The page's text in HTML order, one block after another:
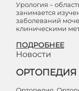
Урология –
занимается
заболеваний
клиническими
ПОДРОБНЕЕ
Новости
ОРТОПЕДИЯ